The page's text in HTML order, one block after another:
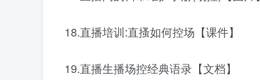
18.直播培训:直搔如何控场【课件】
19.直播生播场控经典语录【文档】